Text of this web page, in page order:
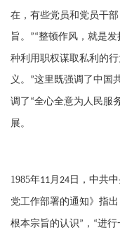
在，有些党员和党员干
旨。 ”“整顿作风，就是
种利用职权谋取私利的
义。 ”这里既强调了中国
调了 “全心全意为人民服
展。
1985年11 月 24 日，中共
党工作部署的通知》指
根本宗旨的认识” ， “进行